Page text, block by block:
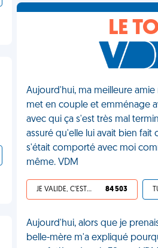
LE
Aujourd'hui, ma meilleure
met en couple et emménage
avec qui ça s'est très mal
assuré qu'elle lui avait bien fait
s'était comporté avec moi
même. VDM
JE VALIDE, C'EST UNE VDM 84 503
Aujourd'hui, alors que je
belle-mère m'a expliqué